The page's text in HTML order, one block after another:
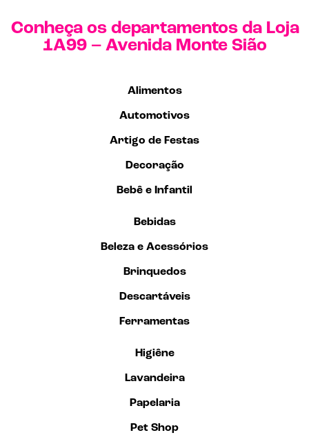
Conheça os departamentos da Loja
1A99 – Avenida Monte Sião
Alimentos
Automotivos
Artigo de Festas
Decoração
Bebê e Infantil
Bebidas
Beleza e Acessórios
Brinquedos
Descartáveis
Ferramentas
Higiêne
Lavandeira
Papelaria
Pet Shop